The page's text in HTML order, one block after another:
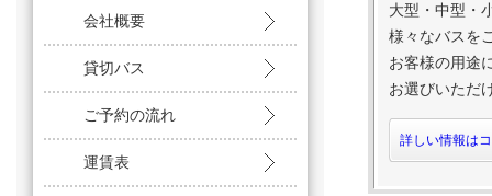
会社概要
貸切バス
ご予約の流れ
運賃表
大型・中型・
様々なバスを
お客様の用途
お選びいただ
詳しい情報は